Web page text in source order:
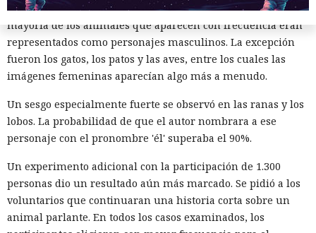
investigadores estudiaron 300 obras y encontraron que la
mayoría de los animales que aparecen con frecuencia eran
representados como personajes masculinos. La excepción
fueron los gatos, los patos y las aves, entre los cuales las
imágenes femeninas aparecían algo más a menudo.
Un sesgo especialmente fuerte se observó en las ranas y los
lobos. La probabilidad de que el autor nombrara a ese
personaje con el pronombre 'él' superaba el 90%.
Un experimento adicional con la participación de 1.300
personas dio un resultado aún más marcado. Se pidió a los
voluntarios que continuaran una historia corta sobre un
animal parlante. En todos los casos examinados, los